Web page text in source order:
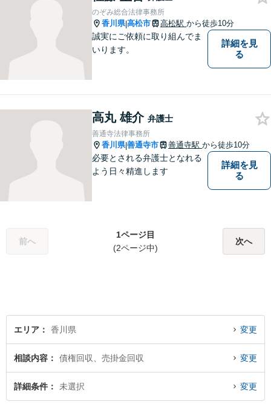
幸いです。お気軽にご相談く
ださい。
のぞみ総合法律事務所
香川県|高松市 高松駅 から徒歩10分
誠実にご依頼に取り組んでま
いります。
詳細を見
る
高丸 雄介 弁護士
善通寺法律事務所
香川県|善通寺市 善通寺駅 から徒歩10分
必要とされる弁護士となれる
よう日々精進します
詳細を見
る
前へ
1ページ目
(2ページ中)
次へ
エリア 香川県 変更
相談内容 債権回収、売掛金回収 変更
詳細条件 未選択 変更